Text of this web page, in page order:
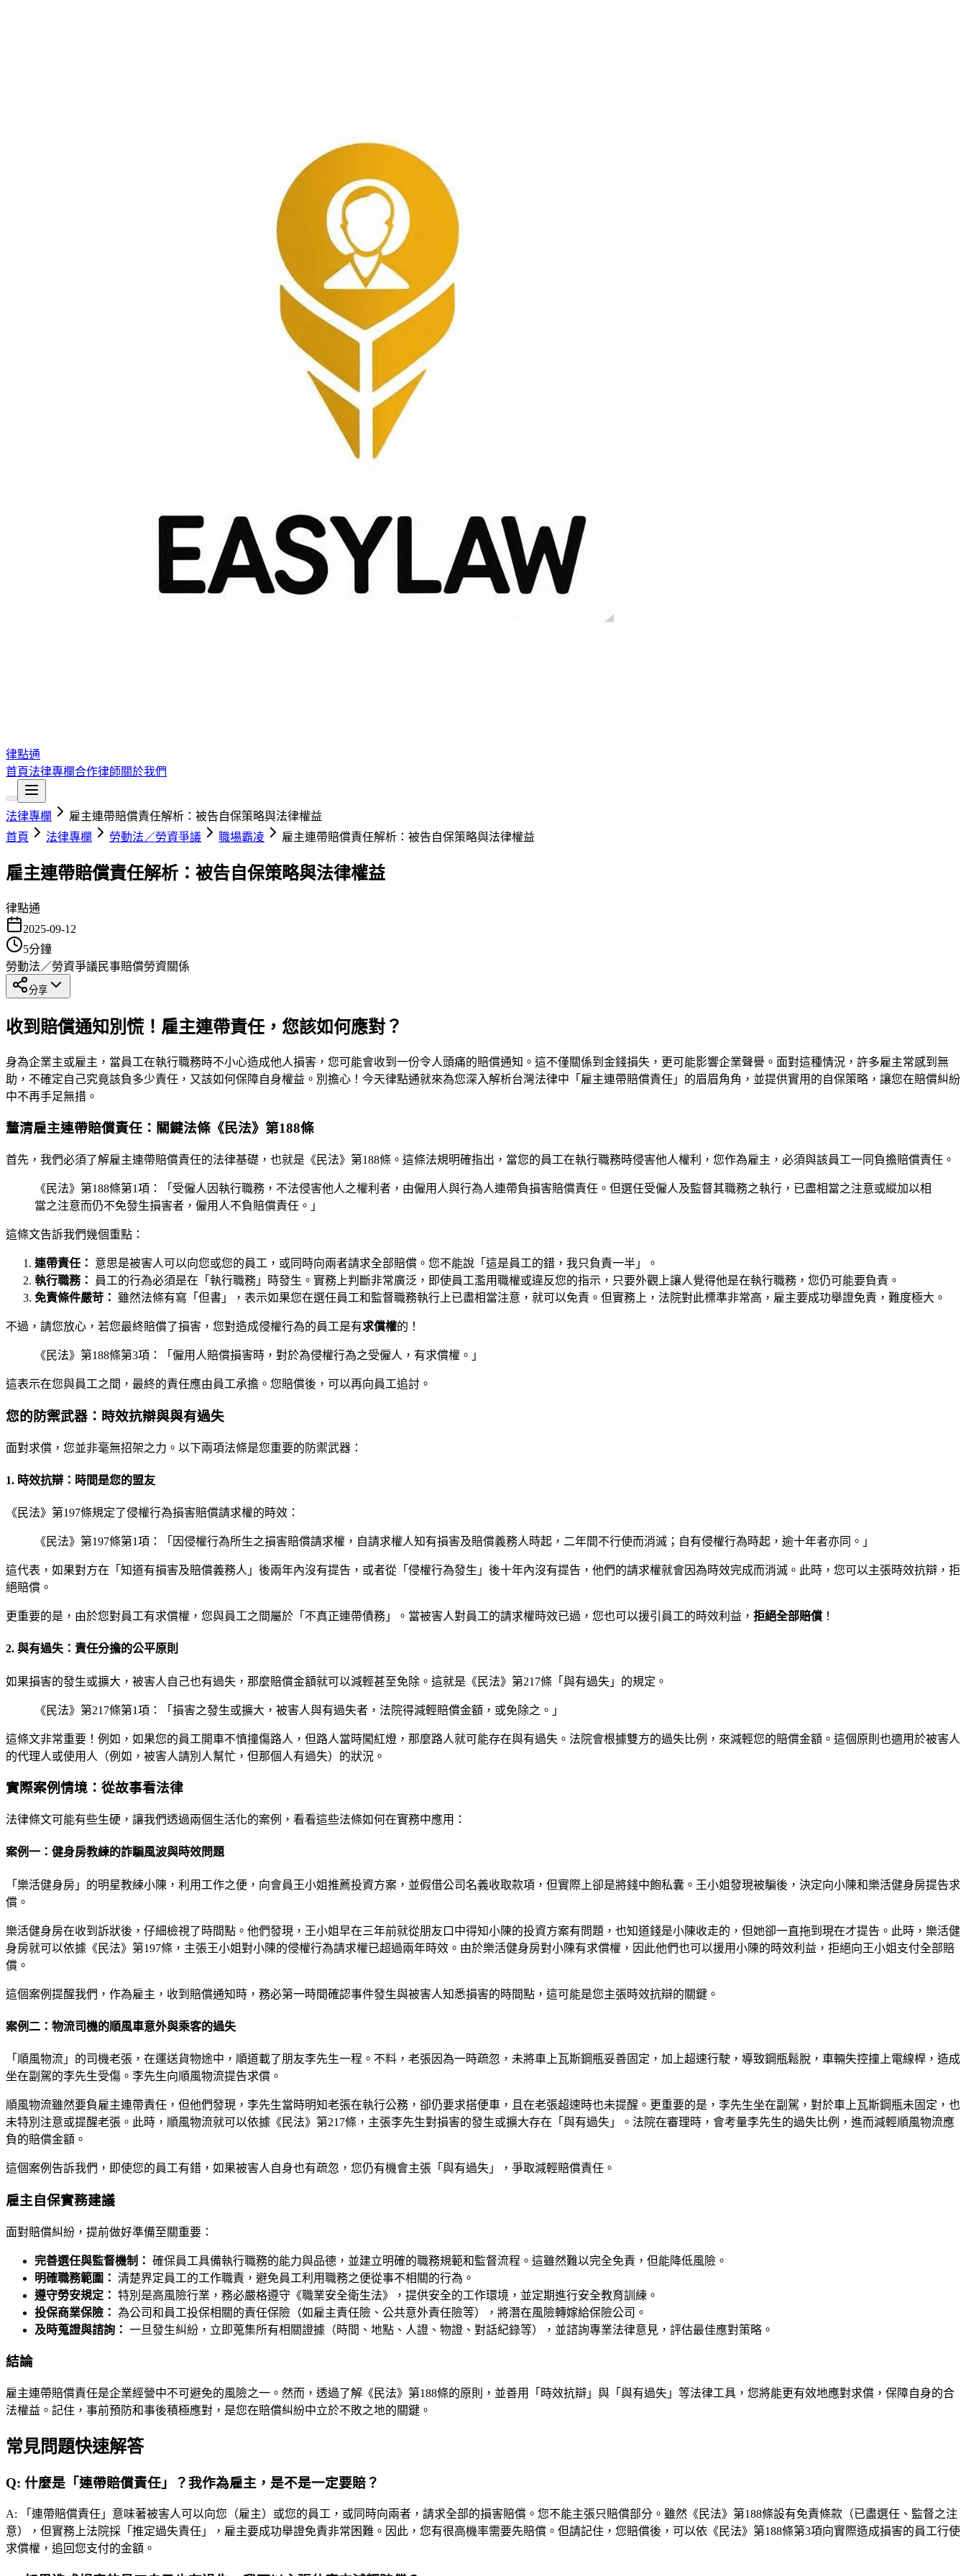
律點通
首頁法律專欄合作律師關於我們
法律專欄
雇主連帶賠償責任解析：被告自保策略與法律權益
首頁
法律專欄 勞動法／勞資爭議 職場霸凌 雇主連帶賠償責任解析：被告自保策略與法律權益
雇主連帶賠償責任解析：被告自保策略與法律權益
律點通
2025-09-12
5分鐘
勞動法／勞資爭議民事賠償勞資關係
分享
收到賠償通知別慌！雇主連帶責任，您該如何應對？
身為企業主或雇主，當員工在執行職務時不小心造成他人損害，您可能會收到一份令人頭痛的賠償通知。這不僅關係到金錢損失，更可能影響企業聲譽。面對這種情況，許多雇主常感到無
助，不確定自己究竟該負多少責任，又該如何保障自身權益。別擔心！今天律點通就來為您深入解析台灣法律中「雇主連帶賠償責任」的眉眉角角，並提供實用的自保策略，讓您在賠償糾紛
中不再手足無措。
釐清雇主連帶賠償責任：關鍵法條《民法》第188條
首先，我們必須了解雇主連帶賠償責任的法律基礎，也就是《民法》第188條。這條法規明確指出，當您的員工在執行職務時侵害他人權利，您作為雇主，必須與該員工一同負擔賠償責任。
《民法》第188條第1項：「受僱人因執行職務，不法侵害他人之權利者，由僱用人與行為人連帶負損害賠償責任。但選任受僱人及監督其職務之執行，已盡相當之注意或縱加以相
當之注意而仍不免發生損害者，僱用人不負賠償責任。」
這條文告訴我們幾個重點：
連帶責任：
意思是被害人可以向您或您的員工，或同時向兩者請求全部賠償。您不能說「這是員工的錯，我只負責一半」。
執行職務：
員工的行為必須是在「執行職務」時發生。實務上判斷非常廣泛，即使員工濫用職權或違反您的指示，只要外觀上讓人覺得他是在執行職務，您仍可能要負責。
免責條件嚴苛：
雖然法條有寫「但書」，表示如果您在選任員工和監督職務執行上已盡相當注意，就可以免責。但實務上，法院對此標準非常高，雇主要成功舉證免責，難度極大。
不過，請您放心，若您最終賠償了損害，您對造成侵權行為的員工是有求償權的！
《民法》第188條第3項：「僱用人賠償損害時，對於為侵權行為之受僱人，有求償權。」
這表示在您與員工之間，最終的責任應由員工承擔。您賠償後，可以再向員工追討。
您的防禦武器：時效抗辯與與有過失
面對求償，您並非毫無招架之力。以下兩項法條是您重要的防禦武器：
1. 時效抗辯：時間是您的盟友
《民法》第197條規定了侵權行為損害賠償請求權的時效：
《民法》第197條第1項：「因侵權行為所生之損害賠償請求權，自請求權人知有損害及賠償義務人時起，二年間不行使而消滅；自有侵權行為時起，逾十年者亦同。」
這代表，如果對方在「知道有損害及賠償義務人」後兩年內沒有提告，或者從「侵權行為發生」後十年內沒有提告，他們的請求權就會因為時效完成而消滅。此時，您可以主張時效抗辯，拒
絕賠償。
更重要的是，由於您對員工有求償權，您與員工之間屬於「不真正連帶債務」。當被害人對員工的請求權時效已過，您也可以援引員工的時效利益， 拒絕全部賠償 ！
2. 與有過失：責任分擔的公平原則
如果損害的發生或擴大，被害人自己也有過失，那麼賠償金額就可以減輕甚至免除。這就是《民法》第217條「與有過失」的規定。
《民法》第217條第1項：「損害之發生或擴大，被害人與有過失者，法院得減輕賠償金額，或免除之。」
這條文非常重要！例如，如果您的員工開車不慎撞傷路人，但路人當時闖紅燈，那麼路人就可能存在與有過失。法院會根據雙方的過失比例，來減輕您的賠償金額。這個原則也適用於被害人
的代理人或使用人（例如，被害人請別人幫忙，但那個人有過失）的狀況。
實際案例情境：從故事看法律
法律條文可能有些生硬，讓我們透過兩個生活化的案例，看看這些法條如何在實務中應用：
案例一：健身房教練的詐騙風波與時效問題
「樂活健身房」的明星教練小陳，利用工作之便，向會員王小姐推薦投資方案，並假借公司名義收取款項，但實際上卻是將錢中飽私囊。王小姐發現被騙後，決定向小陳和樂活健身房提告求
償。
樂活健身房在收到訴狀後，仔細檢視了時間點。他們發現，王小姐早在三年前就從朋友口中得知小陳的投資方案有問題，也知道錢是小陳收走的，但她卻一直拖到現在才提告。此時，樂活健
身房就可以依據《民法》第197條，主張王小姐對小陳的侵權行為請求權已超過兩年時效。由於樂活健身房對小陳有求償權，因此他們也可以援用小陳的時效利益，拒絕向王小姐支付全部賠
償。
這個案例提醒我們，作為雇主，收到賠償通知時，務必第一時間確認事件發生與被害人知悉損害的時間點，這可能是您主張時效抗辯的關鍵。
案例二：物流司機的順風車意外與乘客的過失
「順風物流」的司機老張，在運送貨物途中，順道載了朋友李先生一程。不料，老張因為一時疏忽，未將車上瓦斯鋼瓶妥善固定，加上超速行駛，導致鋼瓶鬆脫，車輛失控撞上電線桿，造成
坐在副駕的李先生受傷。李先生向順風物流提告求償。
順風物流雖然要負雇主連帶責任，但他們發現，李先生當時明知老張在執行公務，卻仍要求搭便車，且在老張超速時也未提醒。更重要的是，李先生坐在副駕，對於車上瓦斯鋼瓶未固定，也
未特別注意或提醒老張。此時，順風物流就可以依據《民法》第217條，主張李先生對損害的發生或擴大存在「與有過失」。法院在審理時，會考量李先生的過失比例，進而減輕順風物流應
負的賠償金額。
這個案例告訴我們，即使您的員工有錯，如果被害人自身也有疏忽，您仍有機會主張「與有過失」，爭取減輕賠償責任。
雇主自保實務建議
面對賠償糾紛，提前做好準備至關重要：
完善選任與監督機制： 確保員工具備執行職務的能力與品德，並建立明確的職務規範和監督流程。這雖然難以完全免責，但能降低風險。
明確職務範圍： 清楚界定員工的工作職責，避免員工利用職務之便從事不相關的行為。
遵守勞安規定： 特別是高風險行業，務必嚴格遵守《職業安全衛生法》，提供安全的工作環境，並定期進行安全教育訓練。
投保商業保險： 為公司和員工投保相關的責任保險（如雇主責任險、公共意外責任險等），將潛在風險轉嫁給保險公司。
及時蒐證與諮詢： 一旦發生糾紛，立即蒐集所有相關證據（時間、地點、人證、物證、對話紀錄等），並諮詢專業法律意見，評估最佳應對策略。
結論
雇主連帶賠償責任是企業經營中不可避免的風險之一。然而，透過了解《民法》第188條的原則，並善用「時效抗辯」與「與有過失」等法律工具，您將能更有效地應對求償，保障自身的合
法權益。記住，事前預防和事後積極應對，是您在賠償糾紛中立於不敗之地的關鍵。
常見問題快速解答
Q: 什麼是「連帶賠償責任」？我作為雇主，是不是一定要賠？
A:
「連帶賠償責任」意味著被害人可以向您（雇主）或您的員工，或同時向兩者，請求全部的損害賠償。您不能主張只賠償部分。雖然《民法》第188條設有免責條款（已盡選任、監督之注
意），但實務上法院採「推定過失責任」，雇主要成功舉證免責非常困難。因此，您有很高機率需要先賠償。但請記住，您賠償後，可以依《民法》第188條第3項向實際造成損害的員工行使
求償權，追回您支付的金額。